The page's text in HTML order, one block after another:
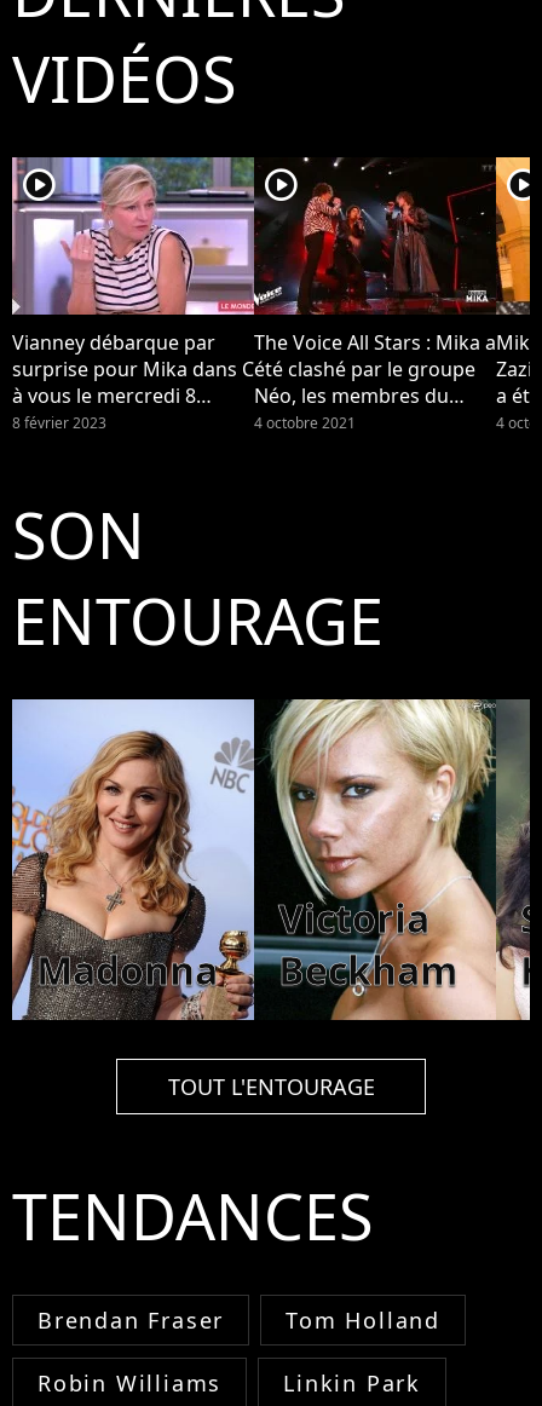
VIDÉOS
player2
Vianney débarque par
surprise pour Mika dans C
à vous le mercredi 8
février 2023 sur France 5...
8 février 2023
player2
The Voice All Stars : Mika a
été clashé par le groupe
Néo, les membres du
groupe se disent "surpris"
4 octobre 2021
player2
a
Néo
4
SON
ENTOURAGE
Madonna
Victoria
Beckham
TOUT L'ENTOURAGE
TENDANCES
Brendan Fraser Tom Holland
Robin Williams Linkin Park